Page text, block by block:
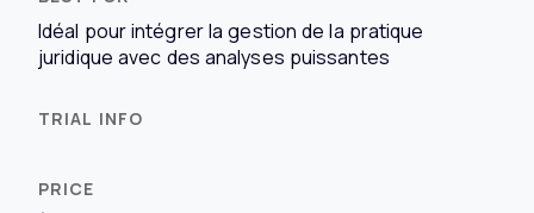
Idéal pour intégrer la gestion de la pratique
juridique avec des analyses puissantes